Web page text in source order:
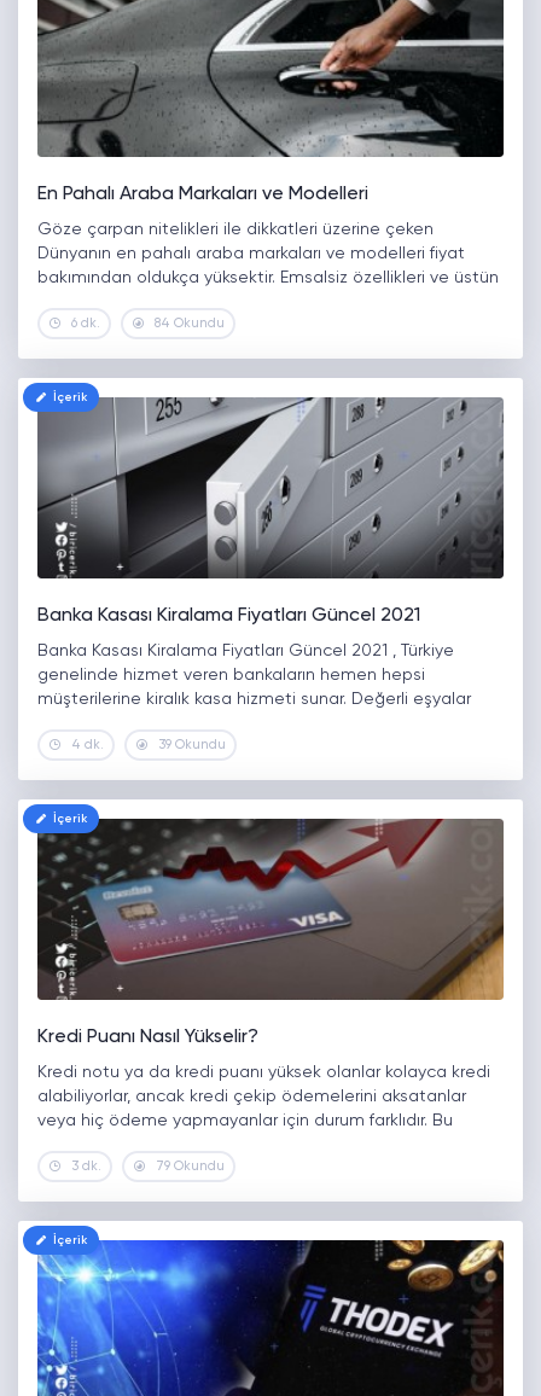
En Pahalı Araba Markaları ve Modelleri
Göze çarpan nitelikleri ile dikkatleri üzerine çeken
Dünyanın en pahalı araba markaları ve modelleri fiyat
bakımından oldukça yüksektir. Emsalsiz özellikleri ve üstün
almakta zorlanacağınız bu otomobillerin fiyatları da…
6 dk. 84 Okundu
İçerik
Banka Kasası Kiralama Fiyatları Güncel 2021
Banka Kasası Kiralama Fiyatları Güncel 2021 , Türkiye
genelinde hizmet veren bankaların hemen hepsi
müşterilerine kiralık kasa hizmeti sunar. Değerli eşyalar
saklanabildiği bu kasalar tercihe göre 3…
4 dk. 39 Okundu
İçerik
Kredi Puanı Nasıl Yükselir?
Kredi notu ya da kredi puanı yüksek olanlar kolayca kredi
alabiliyorlar, ancak kredi çekip ödemelerini aksatanlar
veya hiç ödeme yapmayanlar için durum farklıdır. Bu
bireysel kredi puanı…
3 dk. 79 Okundu
İçerik